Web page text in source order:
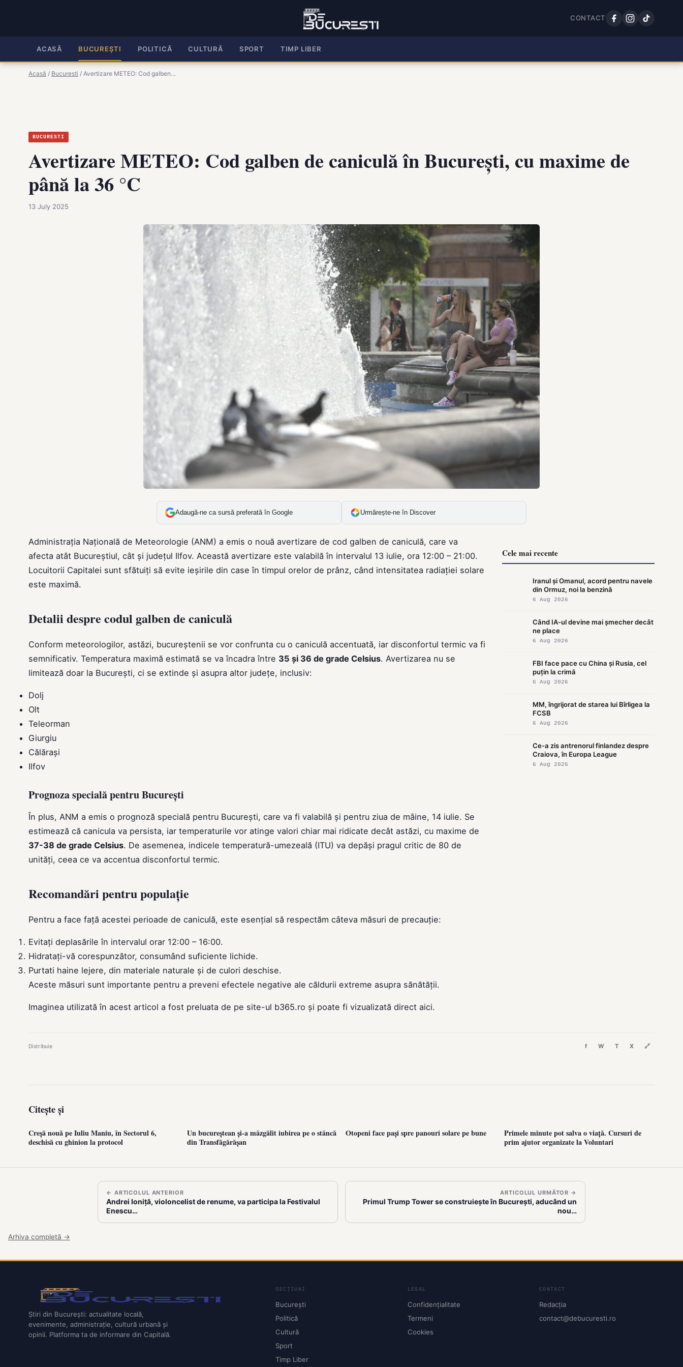
CONTACT
ACASĂ BUCUREȘTI POLITICĂ CULTURĂ SPORT TIMP LIBER
Acasă / Bucuresti / Avertizare METEO: Cod galben…
BUCURESTI
Avertizare METEO: Cod galben de caniculă în București, cu maxime de
până la 36 °C
13 July 2025
Adaugă-ne ca sursă preferată în Google Urmărește-ne în Discover
Administrația Națională de Meteorologie (ANM) a emis o nouă avertizare de cod galben de caniculă, care va
afecta atât Bucureștiul, cât și județul Ilfov. Această avertizare este valabilă în intervalul 13 iulie, ora 12:00 – 21:00.
Locuitorii Capitalei sunt sfătuiți să evite ieșirile din case în timpul orelor de prânz, când intensitatea radiației solare
este maximă.
Detalii despre codul galben de caniculă
Conform meteorologilor, astăzi, bucureștenii se vor confrunta cu o caniculă accentuată, iar disconfortul termic va fi
semnificativ. Temperatura maximă estimată se va încadra între 35 și 36 de grade Celsius. Avertizarea nu se
limitează doar la București, ci se extinde și asupra altor județe, inclusiv:
Dolj
Olt
Teleorman
Giurgiu
Călărași
Ilfov
Prognoza specială pentru București
În plus, ANM a emis o prognoză specială pentru București, care va fi valabilă și pentru ziua de mâine, 14 iulie. Se
estimează că canicula va persista, iar temperaturile vor atinge valori chiar mai ridicate decât astăzi, cu maxime de
37-38 de grade Celsius. De asemenea, indicele temperatură-umezeală (ITU) va depăși pragul critic de 80 de
unități, ceea ce va accentua disconfortul termic.
Recomandări pentru populație
Pentru a face față acestei perioade de caniculă, este esențial să respectăm câteva măsuri de precauție:
Evitați deplasările în intervalul orar 12:00 – 16:00.
Hidratați-vă corespunzător, consumând suficiente lichide.
Purtati haine lejere, din materiale naturale și de culori deschise.
Aceste măsuri sunt importante pentru a preveni efectele negative ale căldurii extreme asupra sănătății.
Imaginea utilizată în acest articol a fost preluata de pe site-ul b365.ro și poate fi vizualizată direct aici.
Cele mai recente
Iranul și Omanul, acord pentru navele
din Ormuz, noi la benzină
6 Aug 2026
Când IA-ul devine mai șmecher decât
ne place
6 Aug 2026
FBI face pace cu China și Rusia, cel
puțin la crimă
6 Aug 2026
MM, îngrijorat de starea lui Bîrligea la
FCSB
6 Aug 2026
Ce-a zis antrenorul finlandez despre
Craiova, în Europa League
6 Aug 2026
Distribuie f W T X 🔗
Citește și
Creșă nouă pe Iuliu Maniu, în Sectorul 6,
deschisă cu ghinion la protocol
Un bucureștean și-a mâzgălit iubirea pe o stâncă
din Transfăgărășan
Otopeni face pași spre panouri solare pe bune
Primele minute pot salva o viață. Cursuri de
prim ajutor organizate la Voluntari
← ARTICOLUL ANTERIOR
Andrei Ioniță, violoncelist de renume, va participa la Festivalul
Enescu…
ARTICOLUL URMĂTOR →
Primul Trump Tower se construiește în București, aducând un
nou…
Arhiva completă →
Știri din București: actualitate locală,
evenimente, administrație, cultură urbană și
opinii. Platforma ta de informare din Capitală.
SECȚIUNI
București
Politică
Cultură
Sport
Timp Liber
LEGAL
Confidențialitate
Termeni
Cookies
CONTACT
Redacția
contact@debucuresti.ro